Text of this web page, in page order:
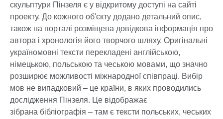
скульптури Пінзеля є у відкритому доступі на сайті
проекту. До кожного об'єкту додано детальний опис,
також на порталі розміщена довідкова інформація про
автора і хронологія його творчого шляху. Оригінальні
україномовні тексти перекладені англійською,
німецькою, польською та чеською мовами, що значно
розширює можливості міжнародної співпраці. Вибір
мов не випадковий – це країни, в яких проводились
дослідження Пінзеля. Це відображає
зібрана бібліографія – там є тексти польських, чеських